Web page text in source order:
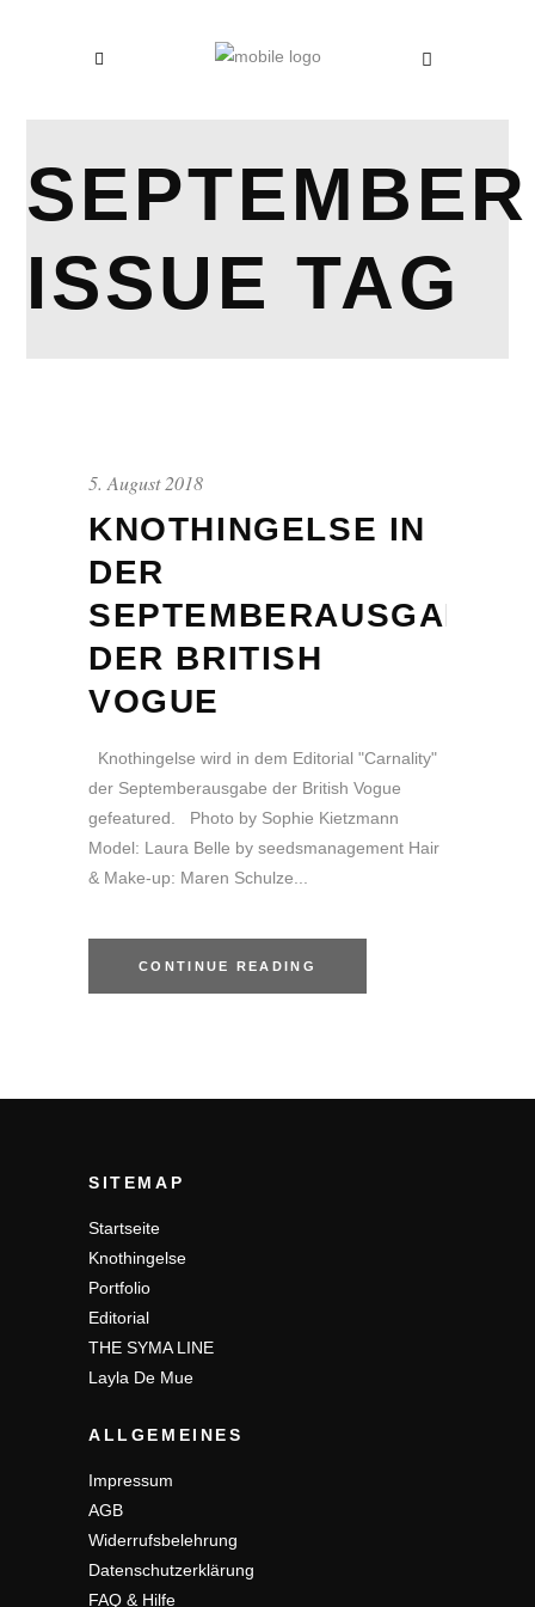
SEPTEMBER
ISSUE TAG
5. August 2018
KNOTHINGELSE IN
DER
SEPTEMBERAUSGABE
DER BRITISH
VOGUE
Knothingelse wird in dem Editorial "Carnality"
der Septemberausgabe der British Vogue
gefeatured. Photo by Sophie Kietzmann
Model: Laura Belle by seedsmanagement Hair
& Make-up: Maren Schulze...
CONTINUE READING
SITEMAP
Startseite
Knothingelse
Portfolio
Editorial
THE SYMA LINE
Layla De Mue
ALLGEMEINES
Impressum
AGB
Widerrufsbelehrung
Datenschutzerklärung
FAQ & Hilfe